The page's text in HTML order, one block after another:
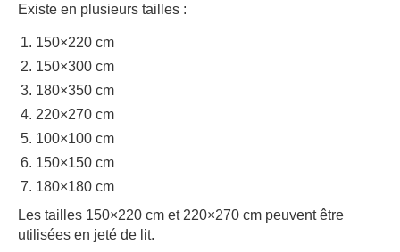
Existe en plusieurs tailles :
150×220 cm
150×300 cm
180×350 cm
220×270 cm
100×100 cm
150×150 cm
180×180 cm
Les tailles 150×220 cm et 220×270 cm peuvent être
utilisées en jeté de lit.